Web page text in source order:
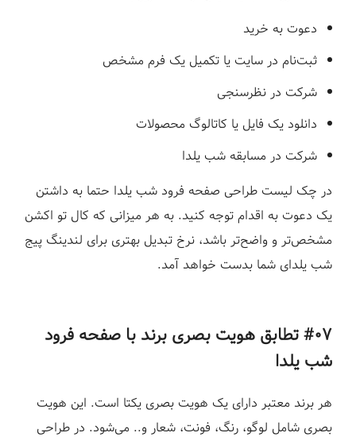
دعوت به خرید
ثبت‌نام در سایت یا تکمیل یک فرم مشخص
شرکت در نظرسنجی
دانلود یک فایل یا کاتالوگ محصولات
شرکت در مسابقه شب یلدا
در چک لیست طراحی صفحه فرود شب یلدا حتما به داشتن
یک دعوت به اقدام توجه کنید. به هر میزانی که کال تو اکشن
مشخص‌تر و واضح‌تر باشد، نرخ تبدیل بهتری برای لندینگ پیج
شب یلدای شما بدست خواهد آمد.
#۰۷ تطابق هویت بصری برند با صفحه فرود
شب یلدا
هر برند معتبر دارای یک هویت بصری یکتا است. این هویت
بصری شامل لوگو، رنگ، فونت، شعار و.. می‌شود. در طراحی